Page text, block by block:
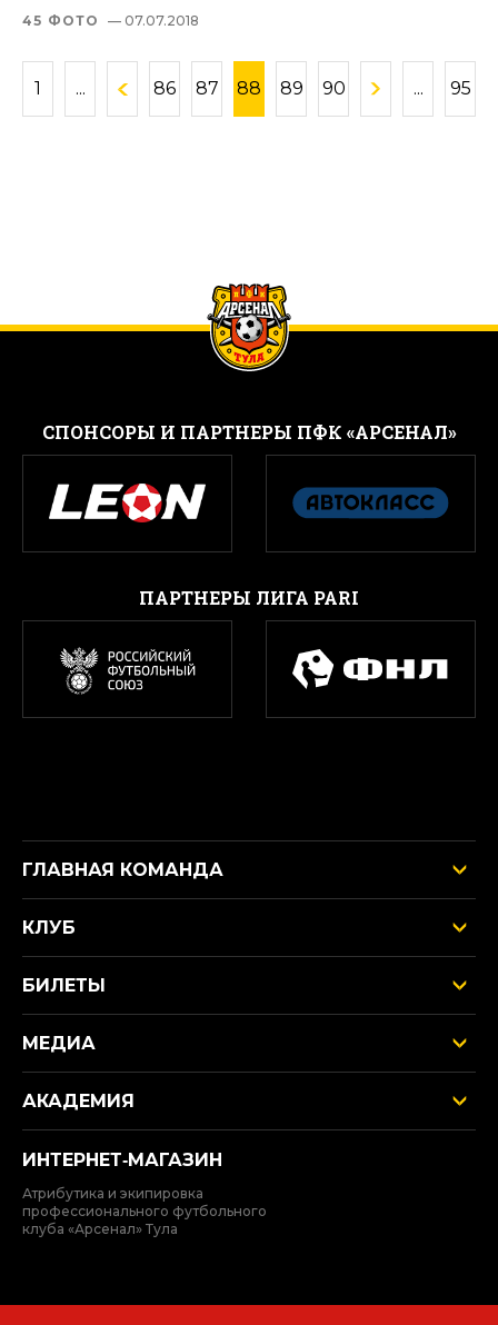
45 ФОТО — 07.07.2018
1 ... 86 87 88 89 90 ... 95
CПОНСОРЫ И ПАРТНЕРЫ ПФК «АРСЕНАЛ»
ПАРТНЕРЫ ЛИГА PARI
ГЛАВНАЯ КОМАНДА
КЛУБ
БИЛЕТЫ
МЕДИА
АКАДЕМИЯ
ИНТЕРНЕТ‑МАГАЗИН
Атрибутика и экипировка
профессионального футбольного
клуба «Арсенал» Тула